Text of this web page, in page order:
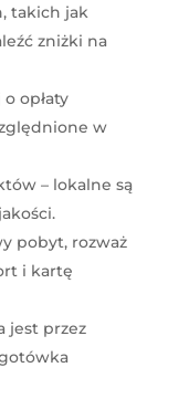
takich jak
zniżki na
opłaty
w
– lokalne są
pobyt, rozważ
i kartę
jest przez